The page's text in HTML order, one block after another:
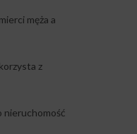
męża a
z
nieruchomość